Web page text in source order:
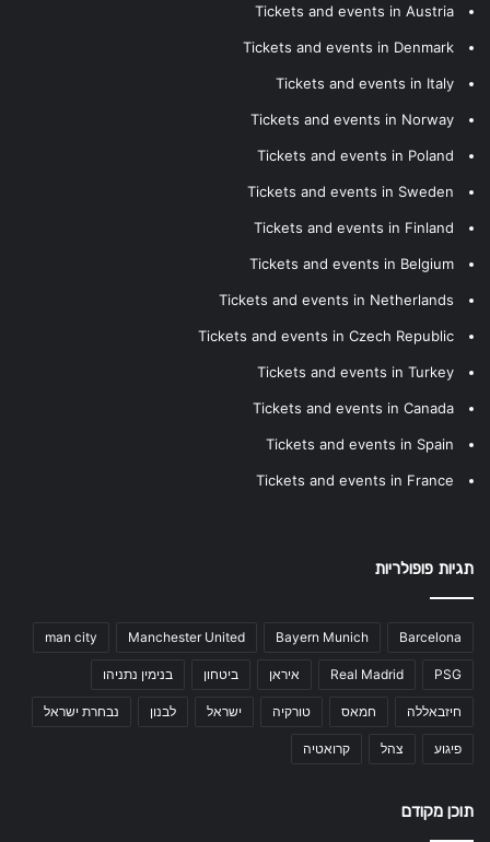
Tickets and events in Austria
Tickets and events in Denmark
Tickets and events in Italy
Tickets and events in Norway
Tickets and events in Poland
Tickets and events in Sweden
Tickets and events in Finland
Tickets and events in Belgium
Tickets and events in Netherlands
Tickets and events in Czech Republic
Tickets and events in Turkey
Tickets and events in Canada
Tickets and events in Spain
Tickets and events in France
תגיות פופולריות
Barcelona
Bayern Munich
Manchester United
man city
PSG
Real Madrid איראן ביטחון בנימין נתניהו
חיזבאללה חמאס טורקיה ישראל לבנון נבחרת ישראל
פיגוע צהל קרואטיה
תוכן מקודם